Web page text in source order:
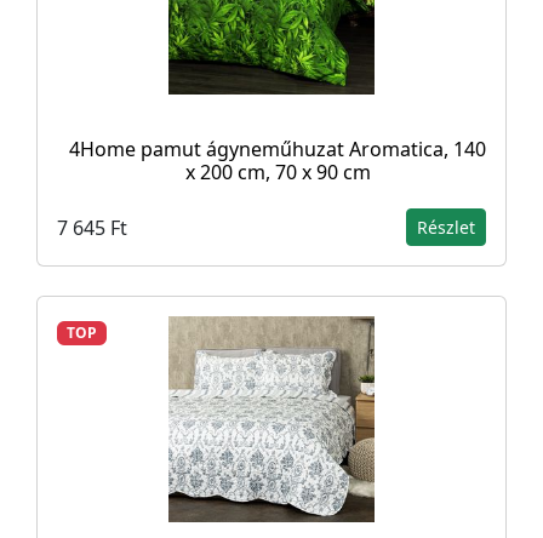
4Home pamut ágyneműhuzat Aromatica, 140
x 200 cm, 70 x 90 cm
7 645 Ft Részlet
TOP